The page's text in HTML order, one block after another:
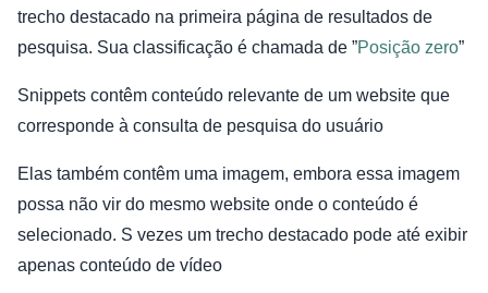
trecho destacado na primeira página de resultados de
pesquisa. Sua classificação é chamada de ”Posição zero”
Snippets contêm conteúdo relevante de um website que
corresponde à consulta de pesquisa do usuário
Elas também contêm uma imagem, embora essa imagem
possa não vir do mesmo website onde o conteúdo é
selecionado. S vezes um trecho destacado pode até exibir
apenas conteúdo de vídeo